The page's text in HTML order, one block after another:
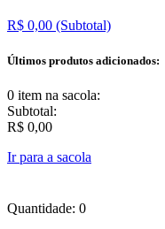
R$ 0,00 (Subtotal)
Últimos produtos adicionados:
0 item na sacola:
Subtotal:
R$ 0,00
Ir para a sacola
Quantidade: 0